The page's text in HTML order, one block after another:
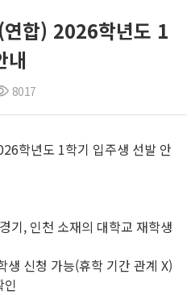
합) 2026학년도 1
내
8017
학년도 1학기 입주생 선발 안
기, 인천 소재의 대학교 재학생
신청 가능(휴학 기간 관계 X)